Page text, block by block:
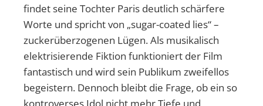
findet seine Tochter Paris deutlich schärfere
Worte und spricht von „sugar-coated lies“ –
zuckerüberzogenen Lügen. Als musikalisch
elektrisierende Fiktion funktioniert der Film
fantastisch und wird sein Publikum zweifellos
begeistern. Dennoch bleibt die Frage, ob ein so
kontroverses Idol nicht mehr Tiefe und